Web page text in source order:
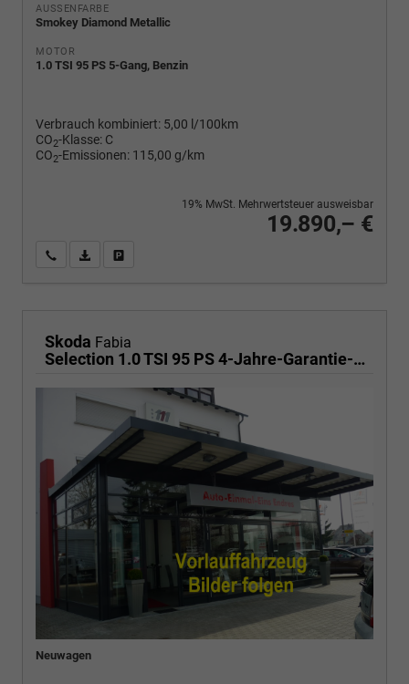
AUSSENFARBE
Smokey Diamond Metallic
MOTOR
1.0 TSI 95 PS 5-Gang, Benzin
Verbrauch kombiniert: 5,00 l/100km
CO2-Klasse: C
CO2-Emissionen: 115,00 g/km
19.890,– €
19% MwSt. Mehrwertsteuer ausweisbar
Wir rufen Sie anPDF-Fahrzeugexposé drucken
Skoda Fabia
Selection 1.0 TSI 95 PS 4-Jahre-Garantie-AppleCarPlay-AndroidAuto-LED-PDC-Sitzheizung-DAB-Klima
Neuwagen